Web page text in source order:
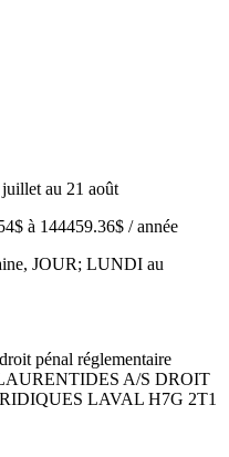
au 21 août
à 144459.36$ / année
JOUR; LUNDI au
pénal réglementaire
A/S DROIT
LAVAL H7G 2T1